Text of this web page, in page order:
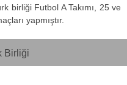
birliği Futbol A Takımı, 25 ve
yapmıştır.
Birliği